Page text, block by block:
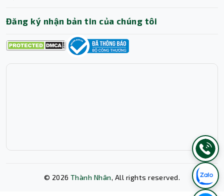
Đăng ký nhận bản tin của chúng tôi
© 2026 Thành Nhân, All rights reserved.